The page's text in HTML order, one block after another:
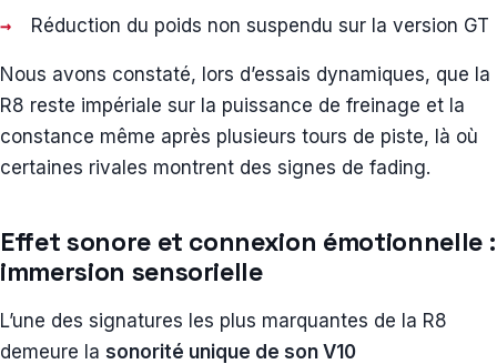
Réduction du poids non suspendu sur la version GT
Nous avons constaté, lors d’essais dynamiques, que la
R8 reste impériale sur la puissance de freinage et la
constance même après plusieurs tours de piste, là où
certaines rivales montrent des signes de fading.
Effet sonore et connexion émotionnelle :
immersion sensorielle
L’une des signatures les plus marquantes de la R8
demeure la sonorité unique de son V10